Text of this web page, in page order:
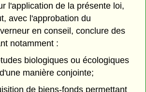
l'application de la présente loi,
avec l'approbation du
en conseil, conclure des
notamment :
biologiques ou écologiques
manière conjointe;
de biens-fonds permettant